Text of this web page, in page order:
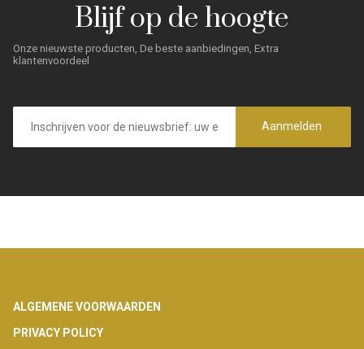
Blijf op de hoogte
Onze nieuwste producten, De beste aanbiedingen, Extra
klantenvoordeel
mailadres
Aanmelden
Footer
ALGEMENE VOORWAARDEN
PRIVACY POLICY